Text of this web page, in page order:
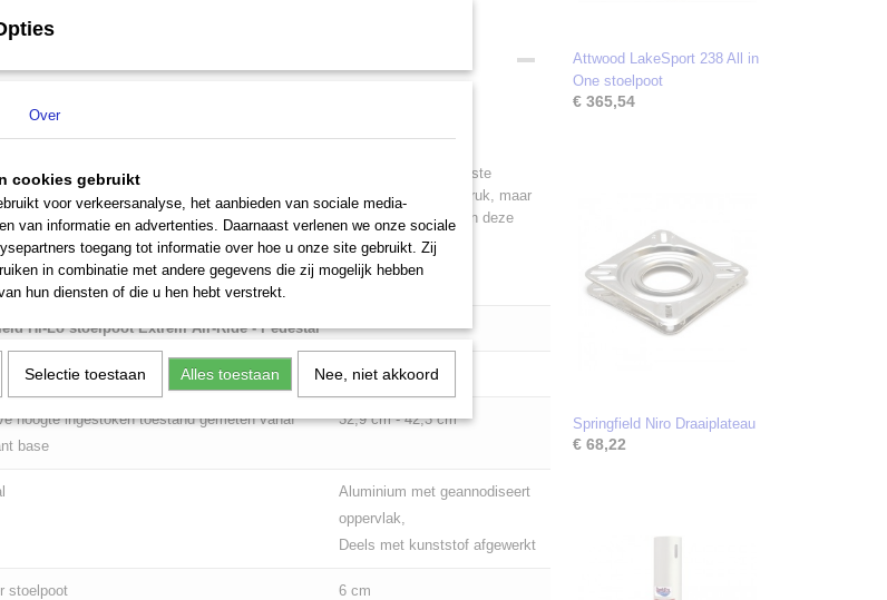
Extreme Air Ride HiLo
Hi-Lo stoelpoot Extrem Air-Ride heeft Springfield een zeer robuuste
gelanceerd. Deze stoelpoot is niet alleen in hoogte verstelbaar door gasdruk, maar
worden als stoelpoot in een Hi-Lo systeem. De lengte / hoogte van deze
is 39,9 cm tot 49,3 cm.
Hi-Lo stoelpoot Extrem Air-Ride - Pedestal
toestand 39,9 cm - 49,3 cm
hoogte ingestoken toestand gemeten vanaf
base
32,9 cm - 42,3 cm
Aluminium met geannodiseert
oppervlak,
Deels met kunststof afgewerkt
stoelpoot 6 cm
Attwood LakeSport 238 All in
One stoelpoot
€ 365,54
Springfield Niro Draaiplateau
€ 68,22
Over
cookies gebruikt
voor verkeersanalyse, het aanbieden van sociale media-
van informatie en advertenties. Daarnaast verlenen we onze sociale
toegang tot informatie over hoe u onze site gebruikt. Zij
in combinatie met andere gegevens die zij mogelijk hebben
hun diensten of die u hen hebt verstrekt.
Selectie toestaan Alles toestaan Nee, niet akkoord